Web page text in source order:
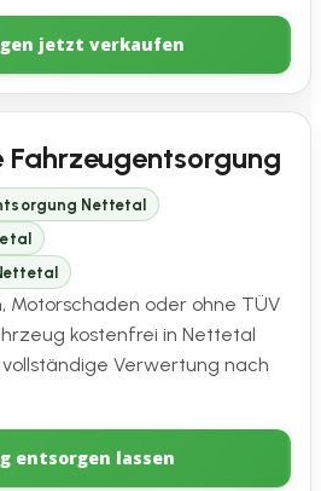
jetzt verkaufen
Fahrzeugentsorgung
Nettetal
Motorschaden oder ohne TÜV
kostenfrei in Nettetal
Verwertung nach
entsorgen lassen